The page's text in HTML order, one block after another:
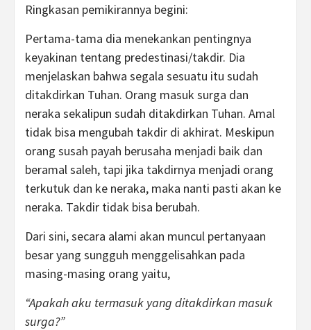
Ringkasan pemikirannya begini:
Pertama-tama dia menekankan pentingnya
keyakinan tentang predestinasi/takdir. Dia
menjelaskan bahwa segala sesuatu itu sudah
ditakdirkan Tuhan. Orang masuk surga dan
neraka sekalipun sudah ditakdirkan Tuhan. Amal
tidak bisa mengubah takdir di akhirat. Meskipun
orang susah payah berusaha menjadi baik dan
beramal saleh, tapi jika takdirnya menjadi orang
terkutuk dan ke neraka, maka nanti pasti akan ke
neraka. Takdir tidak bisa berubah.
Dari sini, secara alami akan muncul pertanyaan
besar yang sungguh menggelisahkan pada
masing-masing orang yaitu,
“Apakah aku termasuk yang ditakdirkan masuk
surga?”